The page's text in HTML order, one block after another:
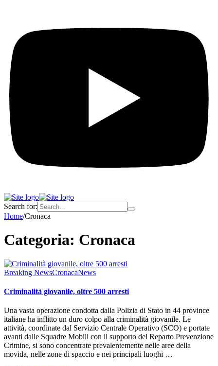
Search for:
Home/Cronaca
Categoria: Cronaca
Breaking NewsCronacaNews
Criminalità giovanile, oltre 500 arresti
Una vasta operazione condotta dalla Polizia di Stato in 44 province
italiane ha inflitto un duro colpo alla criminalità giovanile. Le
attività, coordinate dal Servizio Centrale Operativo (SCO) e portate
avanti dalle Squadre Mobili con il supporto del Reparto Prevenzione
Crimine, si sono concentrate prevalentemente nelle aree della
movida, nelle zone di spaccio e nei principali luoghi …